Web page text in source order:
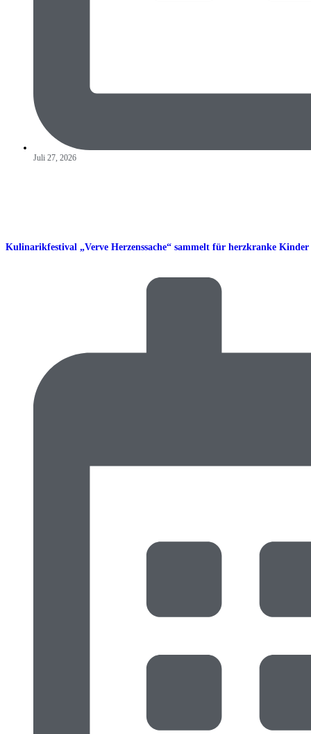
Juli 27, 2026
Kulinarikfestival „Verve Herzenssache“ sammelt für herzkranke Kinder